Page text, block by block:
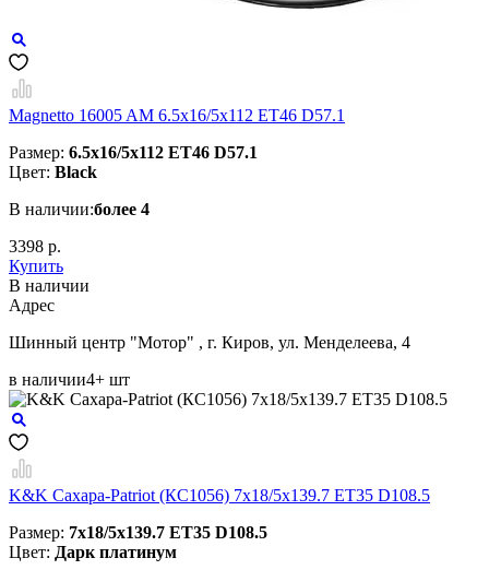
Magnetto 16005 AM 6.5x16/5x112 ET46 D57.1
Размер: 6.5x16/5x112 ET46 D57.1
Цвет: Black
В наличии:более 4
3398 р.
Купить
В наличии
Aдрес
Шинный центр "Мотор" , г. Киров, ул. Менделеева, 4
в наличии4+ шт
K&K Сахара-Patriot (КС1056) 7x18/5x139.7 ET35 D108.5
Размер: 7x18/5x139.7 ET35 D108.5
Цвет: Дарк платинум